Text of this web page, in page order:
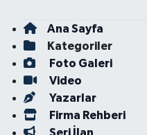
Ana Sayfa
Kategoriler
Foto Galeri
Video
Yazarlar
Firma Rehberi
Seri İlan